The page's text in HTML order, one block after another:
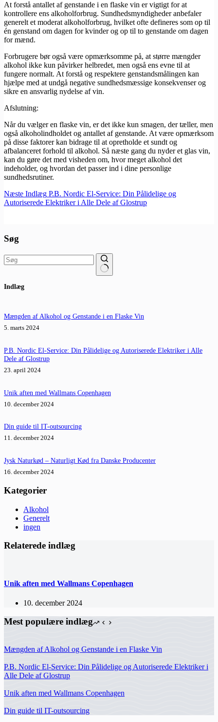
At forstå antallet af genstande i en flaske vin er vigtigt for at
kontrollere ens alkoholforbrug. Sundhedsmyndigheder anbefaler
generelt et moderat alkoholforbrug, hvilket ofte defineres som op til
én genstand om dagen for kvinder og op til to genstande om dagen
for mænd.
Forbrugere bør også være opmærksomme på, at større mængder
alkohol ikke kun påvirker helbredet, men også ens evne til at
fungere normalt. At forstå og respektere genstandsmålingen kan
hjælpe med at undgå negative sundhedsmæssige konsekvenser og
sikre en ansvarlig nydelse af vin.
Afslutning:
Når du vælger en flaske vin, er det ikke kun smagen, der tæller, men
også alkoholindholdet og antallet af genstande. At være opmærksom
på disse faktorer kan bidrage til at opretholde et sundt og
afbalanceret forhold til alkohol. Så næste gang du nyder et glas vin,
kan du gøre det med visheden om, hvor meget alkohol det
indeholder, og hvordan det passer ind i dine personlige
sundhedsrutiner.
Næste Indlæg P.B. Nordic El-Service: Din Pålidelige og
Autoriserede Elektriker i Alle Dele af Glostrup
Søg
resultater
Indlæg
Mængden af Alkohol og Genstande i en Flaske Vin
5. marts 2024
P.B. Nordic El-Service: Din Pålidelige og Autoriserede Elektriker i Alle
Dele af Glostrup
23. april 2024
Unik aften med Wallmans Copenhagen
10. december 2024
Din guide til IT-outsourcing
11. december 2024
Jysk Naturkød – Naturligt Kød fra Danske Producenter
16. december 2024
Kategorier
Alkohol
Generelt
ingen
Relaterede indlæg
Unik aften med Wallmans Copenhagen
10. december 2024
Mest populære indlæg
Mængden af Alkohol og Genstande i en Flaske Vin
P.B. Nordic El-Service: Din Pålidelige og Autoriserede Elektriker i
Alle Dele af Glostrup
Unik aften med Wallmans Copenhagen
Din guide til IT-outsourcing